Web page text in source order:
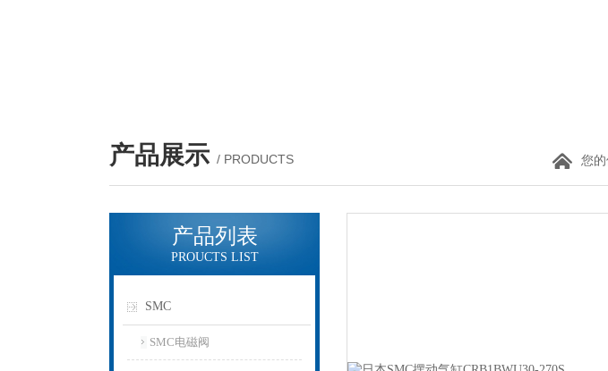
产品展示 / PRODUCTS 您的
产品列表
PROUCTS LIST
SMC
SMC电磁阀